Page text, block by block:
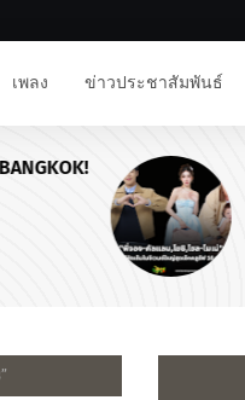
เพลง ข่าวประชาสัมพันธ์